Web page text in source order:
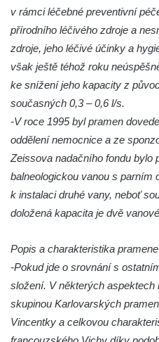
Kristiánův pramen na
Libverda
Hubertova studánka u
Studánka Panny Marie v
Milešovkou
Pramen U Strážce ve
Studánka u Besedických skal
Vývěr Rudného pramene
Narození Panny Marie v
Pomník Jacobova pramene
Pomník Dívčina (Ženského)
Zákup
v rámci léčebné preventivní
přírodního léčivého zdroje a
zdroje, jeho léčivé účinky a
však ještě téhož roku
ke snížení jeho kapacity z
současných 0,3 – 0,6 l/s.
-V roce 1995 byl pramen
oddělení nemocnice a ze
Zeissova nadačního fondu bylo
balneologickou vanou s parním
k instalaci druhé vany, neboť
doložená kapacita je dvě
Popis a charakteristika
-Pokud jde o srovnání s
složení. V některých
skupinou Karlovarských
Vincentky a celkovou